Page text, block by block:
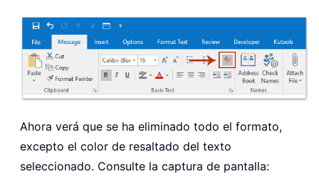
Ahora verá que se ha eliminado todo el formato,
excepto el color de resaltado del texto
seleccionado. Consulte la captura de pantalla: